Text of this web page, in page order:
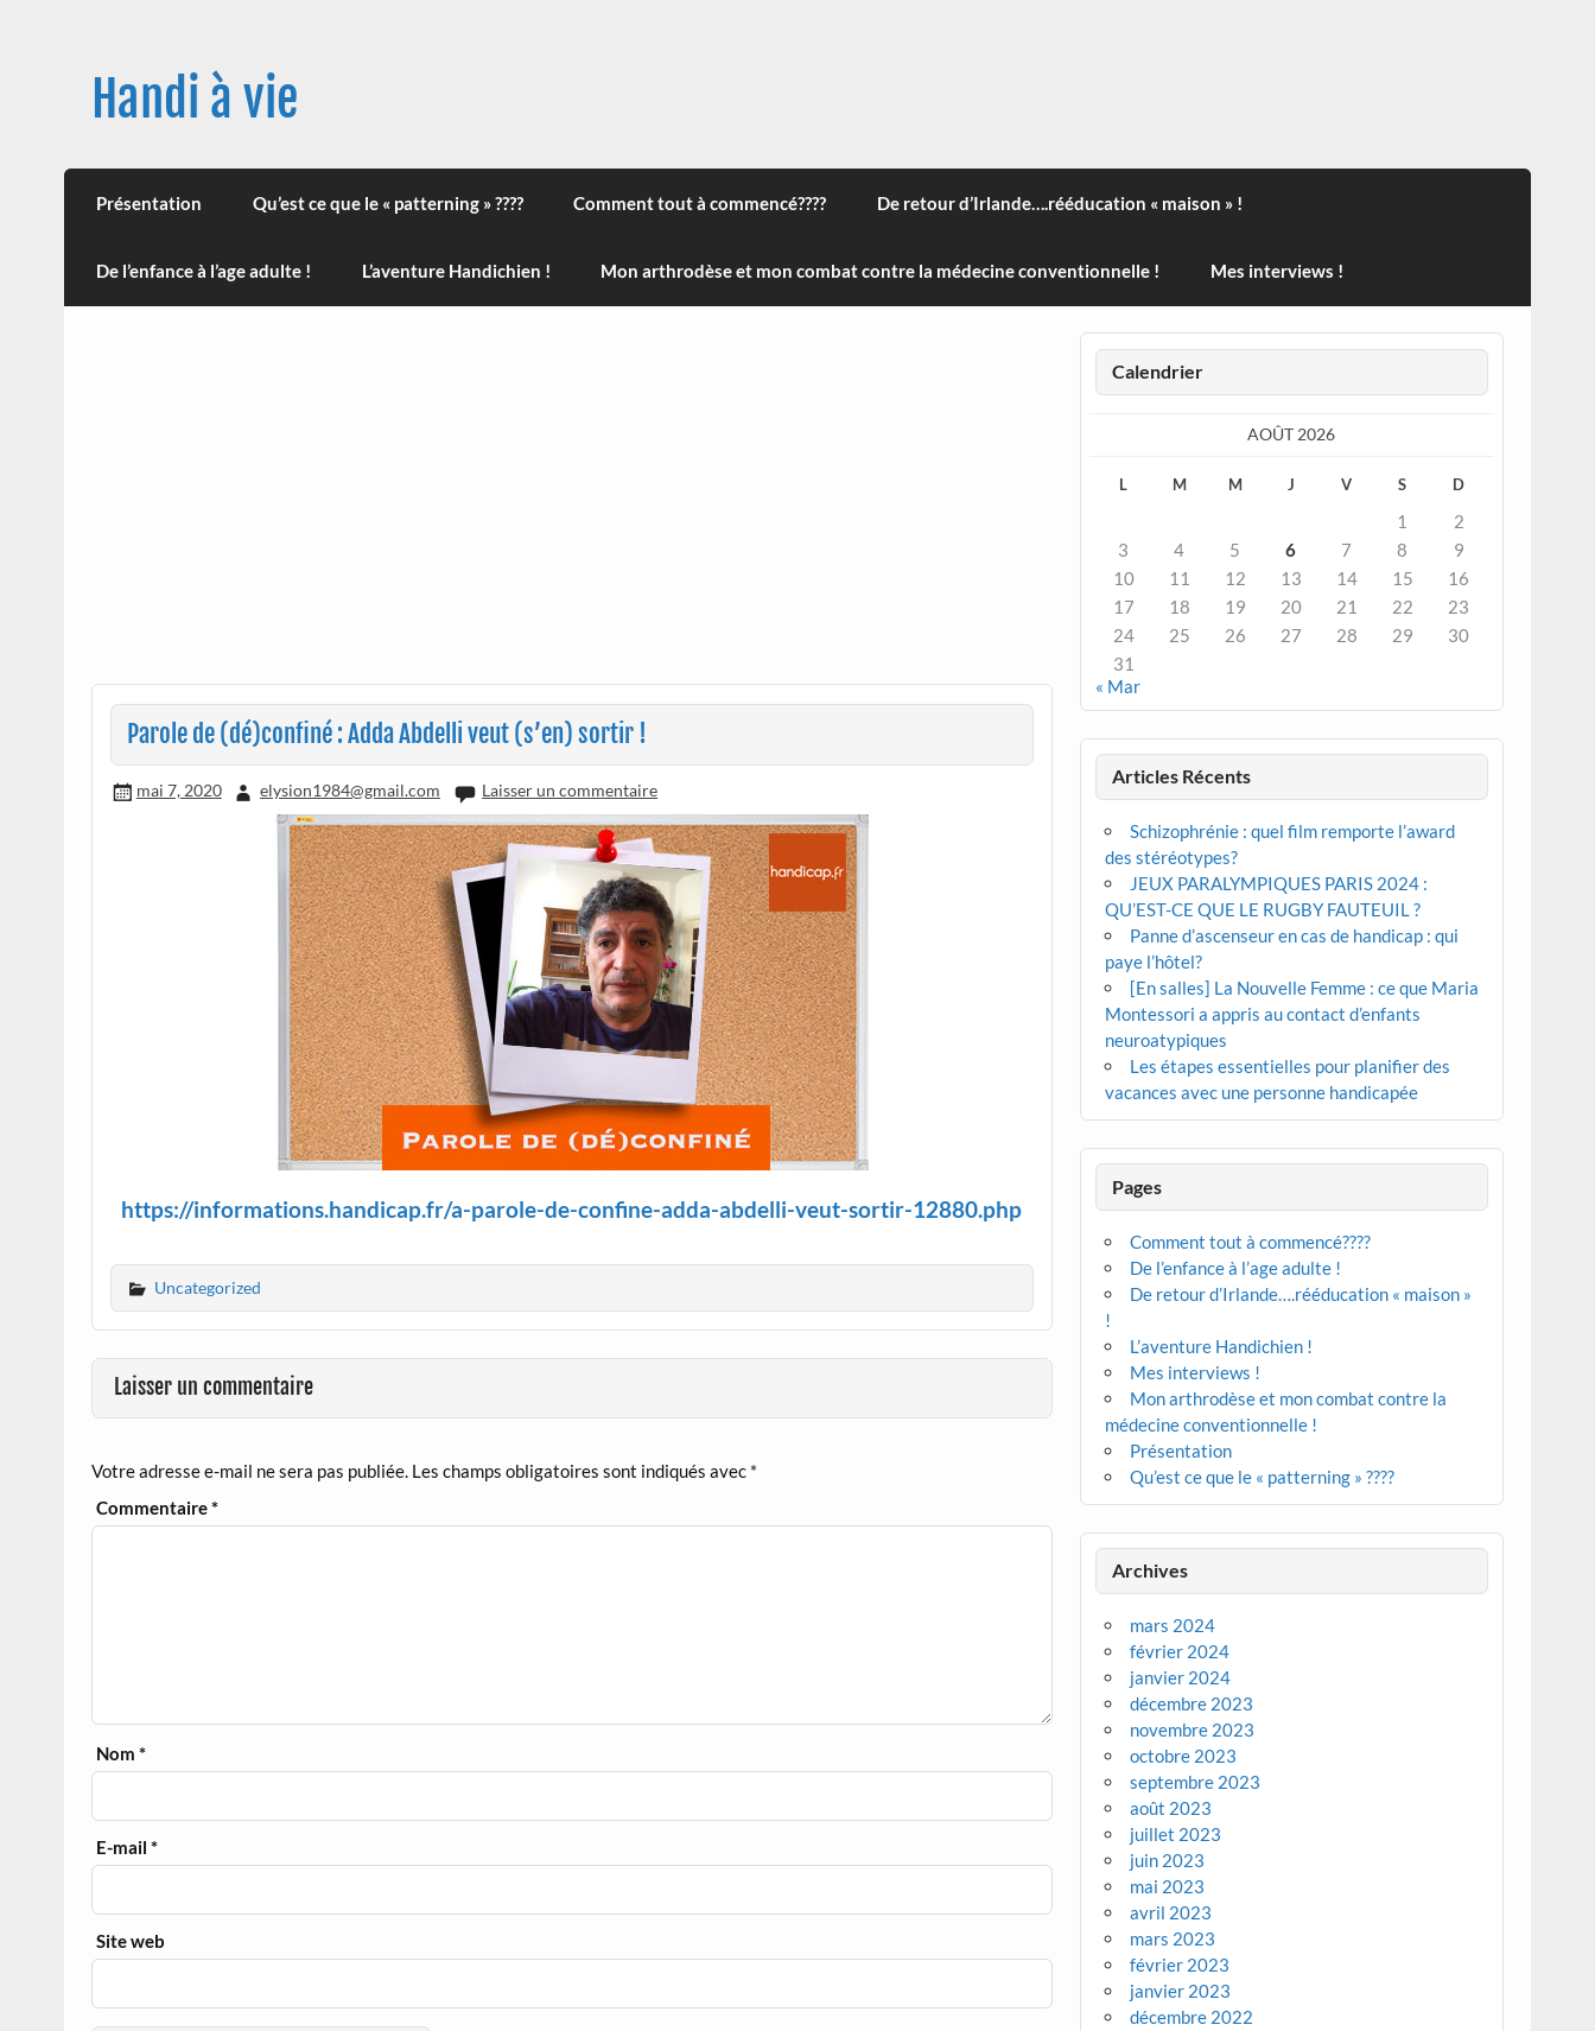
Handi à vie
Une image positive du handicap, en France et à travers le monde, des nouveautés technologiques , de l'handisport , des actualités sur la santé, sur les vaccins, de
leur impact sur la santé (mon histoire est dans le menu) ! Bonne visite
Présentation Qu’est ce que le « patterning » ???? Comment tout à commencé???? De retour d’Irlande….rééducation « maison » !
De l’enfance à l’age adulte ! L’aventure Handichien ! Mon arthrodèse et mon combat contre la médecine conventionnelle ! Mes interviews !
Parole de (dé)confiné : Adda Abdelli veut (s’en) sortir !
mai 7, 2020 elysion1984@gmail.com Laisser un commentaire
https://informations.handicap.fr/a-parole-de-confine-adda-abdelli-veut-sortir-12880.php
Uncategorized
Laisser un commentaire
Votre adresse e-mail ne sera pas publiée. Les champs obligatoires sont indiqués avec *
Commentaire*
Nom*
E-mail*
Site web
Calendrier
AOÛT 2026
L M M J V S D
1
2
3
4 5 6 7 8
9
10
11 12 13 14 15
16
17
18 19 20 21 22
23
24
25 26 27 28 29
30
31
« Mar
Articles Récents
Schizophrénie : quel film remporte l’award
des stéréotypes?
JEUX PARALYMPIQUES PARIS 2024 :
QU’EST-CE QUE LE RUGBY FAUTEUIL ?
Panne d’ascenseur en cas de handicap : qui
paye l’hôtel?
[En salles] La Nouvelle Femme : ce que Maria
Montessori a appris au contact d’enfants
neuroatypiques
Les étapes essentielles pour planifier des
vacances avec une personne handicapée
Pages
Comment tout à commencé????
De l’enfance à l’age adulte !
De retour d’Irlande….rééducation « maison »
!
L’aventure Handichien !
Mes interviews !
Mon arthrodèse et mon combat contre la
médecine conventionnelle !
Présentation
Qu’est ce que le « patterning » ????
Archives
mars 2024
février 2024
janvier 2024
décembre 2023
novembre 2023
octobre 2023
septembre 2023
août 2023
juillet 2023
juin 2023
mai 2023
avril 2023
mars 2023
février 2023
janvier 2023
décembre 2022